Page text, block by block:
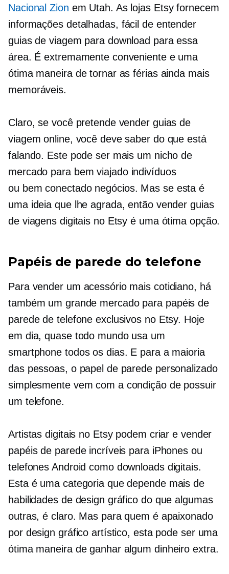
Nacional Zion em Utah. As lojas Etsy fornecem
informações detalhadas, fácil de entender
guias de viagem para download para essa
área. É extremamente conveniente e uma
ótima maneira de tornar as férias ainda mais
memoráveis.
Claro, se você pretende vender guias de
viagem online, você deve saber do que está
falando. Este pode ser mais um nicho de
mercado para bem viajadoindivíduos
ou bem conectadonegócios. Mas se esta é
uma ideia que lhe agrada, então vender guias
de viagens digitais no Etsy é uma ótima opção.
Papéis de parede do telefone
Para vender um acessório mais cotidiano, há
também um grande mercado para papéis de
parede de telefone exclusivos no Etsy. Hoje
em dia, quase todo mundo usa um
smartphone todos os dias. E para a maioria
das pessoas, o papel de parede personalizado
simplesmente vem com a condição de possuir
um telefone.
Artistas digitais no Etsy podem criar e vender
papéis de parede incríveis para iPhones ou
telefones Android como downloads digitais.
Esta é uma categoria que depende mais de
habilidades de design gráfico do que algumas
outras, é claro. Mas para quem é apaixonado
por design gráfico artístico, esta pode ser uma
ótima maneira de ganhar algum dinheiro extra.